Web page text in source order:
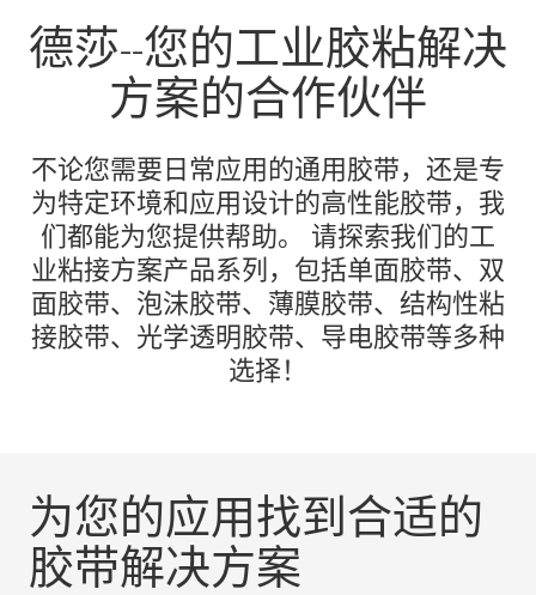
德莎--您的工业胶粘解决
方案的合作伙伴
不论您需要日常应用的通用胶带，还是专
为特定环境和应用设计的高性能胶带，我
们都能为您提供帮助。 请探索我们的工
业粘接方案产品系列，包括单面胶带、双
面胶带、泡沫胶带、薄膜胶带、结构性粘
接胶带、光学透明胶带、导电胶带等多种
选择！
为您的应用找到合适的
胶带解决方案